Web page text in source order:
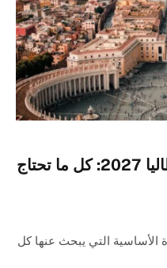
دليل تصريح الإقامة في إيطاليا 2027: كل ما تحتاج
الأساسية التي يبحث عنها كل